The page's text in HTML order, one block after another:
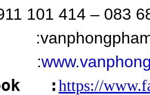
101 414 – 083
:
:https://